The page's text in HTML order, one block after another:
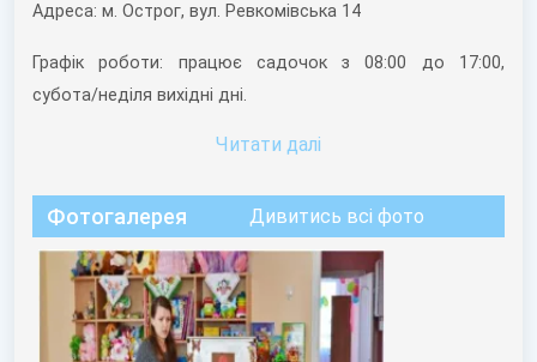
Адреса: м. Острог, вул. Ревкомівська 14
Графік роботи: працює садочок з 08:00 до 17:00,
субота/неділя вихідні дні.
Читати далi
Фотогалерея Дивитись всі фото